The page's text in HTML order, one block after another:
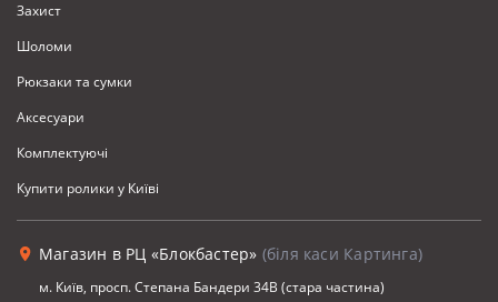
Захист
Шоломи
Рюкзаки та сумки
Аксесуари
Комплектуючi
Купити ролики у Київі
Магазин в РЦ «Блокбастер» (біля каси Картинга)
м. Київ, просп. Степана Бандери 34В (стара частина)